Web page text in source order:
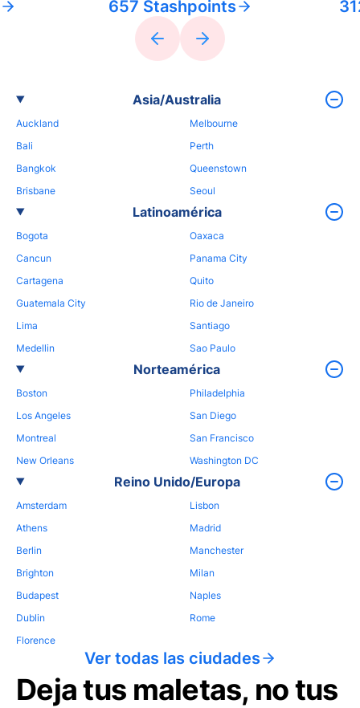
657 Stashpoints
Asia/Australia
Auckland
Bali
Bangkok
Brisbane
Melbourne
Perth
Queenstown
Seoul
Latinoamérica
Bogota
Cancun
Cartagena
Guatemala City
Lima
Medellin
Oaxaca
Panama City
Quito
Rio de Janeiro
Santiago
Sao Paulo
Norteamérica
Boston
Los Angeles
Montreal
New Orleans
Philadelphia
San Diego
San Francisco
Washington DC
Reino Unido/Europa
Amsterdam
Athens
Berlin
Brighton
Budapest
Dublin
Florence
Lisbon
Madrid
Manchester
Milan
Naples
Rome
Ver todas las ciudades
Deja tus maletas, no tus